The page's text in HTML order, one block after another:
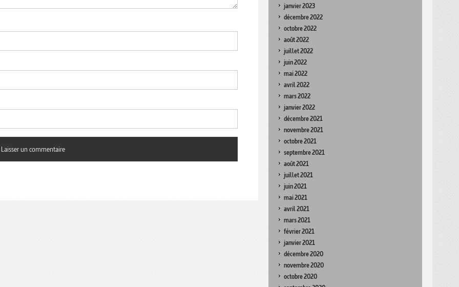
janvier 2023
décembre 2022
octobre 2022
août 2022
juillet 2022
juin 2022
mai 2022
avril 2022
mars 2022
janvier 2022
décembre 2021
novembre 2021
octobre 2021
septembre 2021
août 2021
juillet 2021
juin 2021
mai 2021
avril 2021
mars 2021
février 2021
janvier 2021
décembre 2020
novembre 2020
octobre 2020